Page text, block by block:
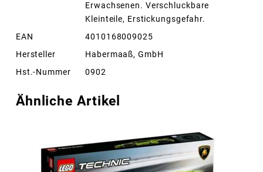
Erwachsenen. Verschluckbare
Kleinteile, Erstickungsgefahr.
EAN
4010168009025
Hersteller
Habermaaß, GmbH
Hst.-Nummer
0902
Ähnliche Artikel